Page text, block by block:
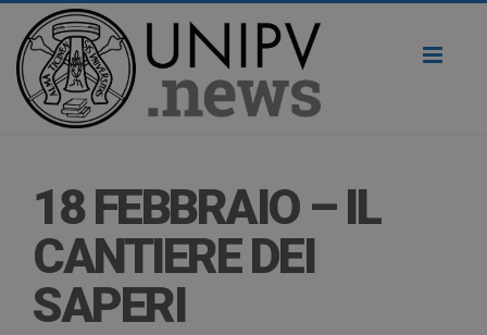
18 FEBBRAIO – IL
CANTIERE DEI
SAPERI